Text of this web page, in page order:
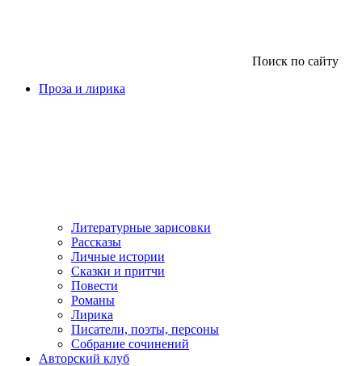
Поиск по сайту
Проза и лирика
Литературные зарисовки
Рассказы
Личные истории
Сказки и притчи
Повести
Романы
Лирика
Писатели, поэты, персоны
Собрание сочинений
Авторский клуб